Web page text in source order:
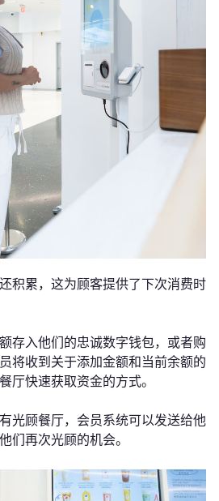
积累，这为顾客提供了下次消费时
存入他们的忠诚数字钱包，或者购
将收到关于添加金额和当前余额的
厅快速获取资金的方式。
光顾餐厅，会员系统可以发送给他
们再次光顾的机会。